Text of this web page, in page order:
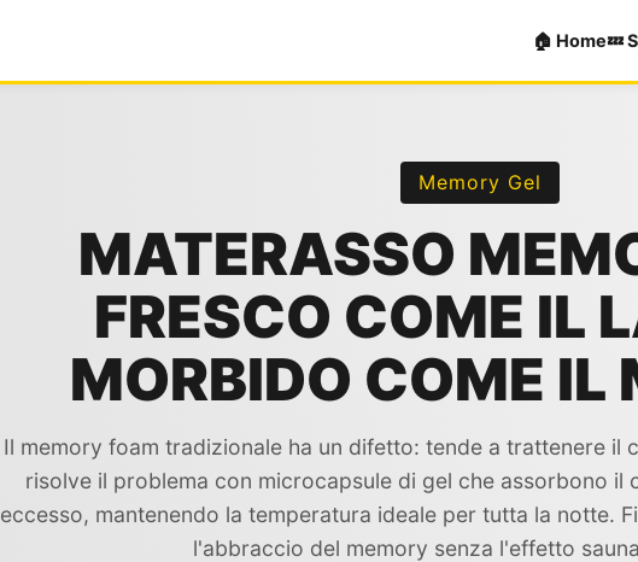
🏠 Home💤
Memory Gel
MATERASSO
FRESCO COME IL
MORBIDO COME IL
Il memory foam tradizionale ha un difetto: tende a trattenere il
risolve il problema con microcapsule di gel che assorbono il
eccesso, mantenendo la temperatura ideale per tutta la notte.
l'abbraccio del memory senza l'effetto